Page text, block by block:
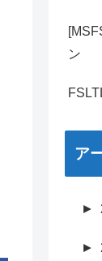
ン
ア
►
►